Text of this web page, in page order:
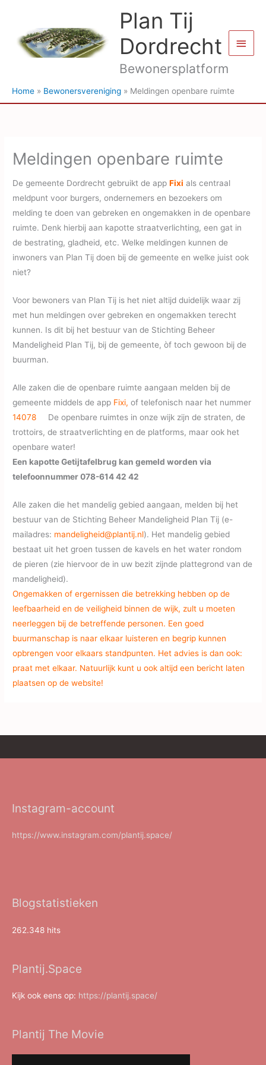
inhoud
Plan Tij
Dordrecht
Bewonersplatform
Home Bewonersvereniging Meldingen openbare ruimte
Meldingen openbare ruimte
De gemeente Dordrecht gebruikt de appFixi als centraal
meldpunt voor burgers, ondernemers en bezoekers om
melding te doen van gebreken en ongemakken in de openbare
ruimte. Denk hierbij aan kapotte straatverlichting, een gat in
de bestrating, gladheid, etc. Welke meldingen kunnen de
inwoners van Plan Tij doen bij de gemeente en welke juist ook
niet?
Voor bewoners van Plan Tij is het niet altijd duidelijk waar zij
met hun meldingen over gebreken en ongemakken terecht
kunnen. Is dit bij het bestuur van de Stichting Beheer
Mandeligheid Plan Tij, bij de gemeente, òf toch gewoon bij de
buurman.
Alle zaken die de openbare ruimte aangaan melden bij de
gemeente middels de app Fixi,of telefonisch naar het nummer
14078 De openbare ruimtes in onze wijk zijn de straten, de
trottoirs, de straatverlichting en de platforms, maar ook het
openbare water!
Een kapotte Getijtafelbrug kan gemeld worden via
telefoonnummer 078-614 42 42
Alle zaken die het mandelig gebied aangaan, melden bij het
bestuur van de Stichting Beheer Mandeligheid Plan Tij (e-
mailadres: mandeligheid@plantij.nl). Het mandelig gebied
bestaat uit het groen tussen de kavels en het water rondom
de pieren (zie hiervoor de in uw bezit zijnde plattegrond van de
mandeligheid).
Ongemakken of ergernissen die betrekking hebben op de
leefbaarheid en de veiligheid binnen de wijk, zult u moeten
neerleggen bij de betreffende personen. Een goed
buurmanschap is naar elkaar luisteren en begrip kunnen
opbrengen voor elkaars standpunten. Het advies is dan ook:
praat met elkaar. Natuurlijk kunt u ook altijd een bericht laten
plaatsen op de website!
Instagram-account
https://www.instagram.com/plantij.space/
Blogstatistieken
262.348 hits
Plantij.Space
Kijk ook eens op: https://plantij.space/
Plantij The Movie